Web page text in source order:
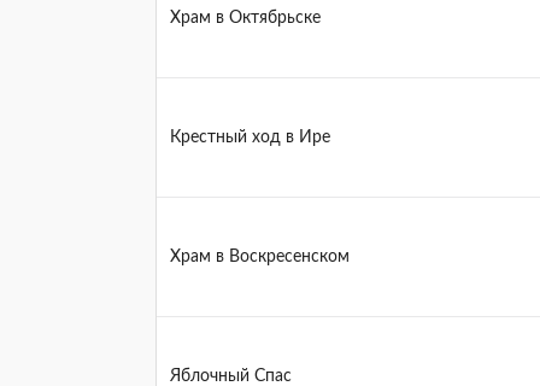
Храм в Октябрьске
Крестный ход в Ире
Храм в Воскресенском
Яблочный Спас